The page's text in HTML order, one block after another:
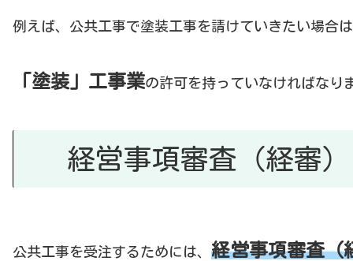
例えば、公共工事で塗装工事を請けていきたい場合
「塗装」工事業の許可を持っていなければなり
経営事項審査（経審
公共工事を受注するためには、 経営事項審査（